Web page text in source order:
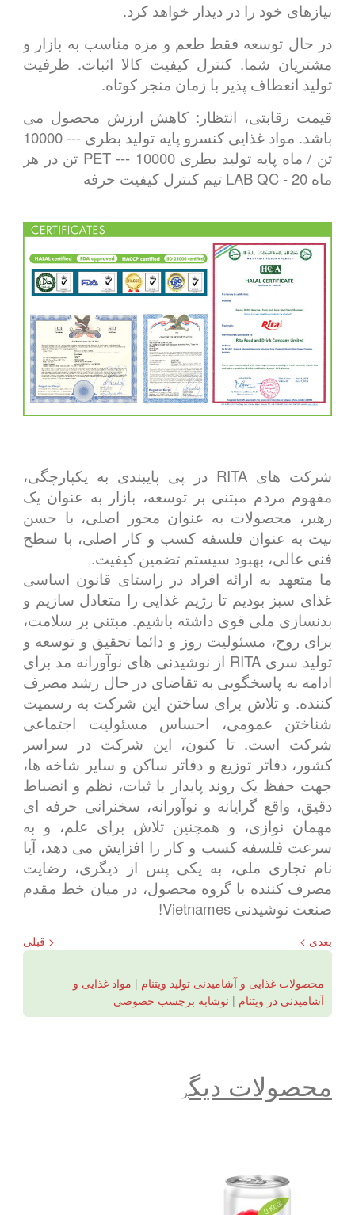
نیازهای خود را در دیدار خواهد کرد.
در حال توسعه فقط طعم و مزه مناسب به بازار و
مشتریان شما. کنترل کیفیت کالا اثبات. ظرفیت
تولید انعطاف پذیر با زمان منجر کوتاه.
قیمت رقابتی، انتظار: کاهش ارزش محصول می
باشد. مواد غذایی کنسرو پایه تولید بطری --- 10000
تن / ماه پایه تولید بطری PET --- 10000 تن در هر
ماه LAB QC - 20 تیم کنترل کیفیت حرفه
شرکت های RITA در پی پایبندی به یکپارچگی،
مفهوم مردم مبتنی بر توسعه، بازار به عنوان یک
رهبر، محصولات به عنوان محور اصلی، با حسن
نیت به عنوان فلسفه کسب و کار اصلی، با سطح
فنی عالی، بهبود سیستم تضمین کیفیت.
ما متعهد به ارائه افراد در راستای قانون اساسی
غذای سبز بودیم تا رژیم غذایی را متعادل سازیم و
بدنسازی ملی قوی داشته باشیم. مبتنی بر سلامت،
برای روح، مسئولیت روز و دائما تحقیق و توسعه و
تولید سری RITA از نوشیدنی های نوآورانه مد برای
ادامه به پاسخگویی به تقاضای در حال رشد مصرف
کننده. و تلاش برای ساختن این شرکت به رسمیت
شناختن عمومی، احساس مسئولیت اجتماعی
شرکت است. تا کنون، این شرکت در سراسر
کشور، دفاتر توزیع و دفاتر ساکن و سایر شاخه ها،
جهت حفظ یک روند پایدار با ثبات، نظم و انضباط
دقیق، واقع گرایانه و نوآورانه، سخنرانی حرفه ای
مهمان نوازی، و همچنین تلاش برای علم، و به
سرعت فلسفه کسب و کار را افزایش می دهد، آیا
نام تجاری ملی، به یکی پس از دیگری، رضایت
مصرف کننده با گروه محصول، در میان خط مقدم
صنعت نوشیدنی Vietnames!
< قبلی بعدی >
محصولات غذایی و آشامیدنی تولید ویتنام | مواد غذایی و
آشامیدنی در ویتنام | نوشابه برچسب خصوصی
محصولات دیگر